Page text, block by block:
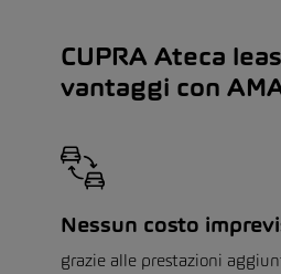
CUPRA Ateca
vantaggi con
Nessun costo
grazie alle prestazioni